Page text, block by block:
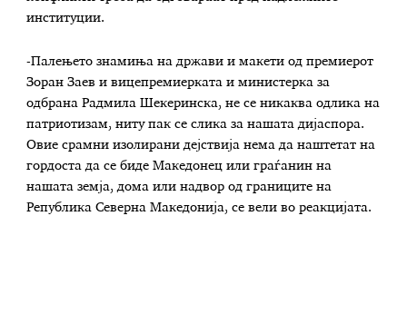
институции.
-Палењето знамиња на држави и макети од премиерот
Зоран Заев и вицепремиерката и министерка за
одбрана Радмила Шекеринска, не се никаква одлика на
патриотизам, ниту пак се слика за нашата дијаспора.
Овие срамни изолирани дејствија нема да наштетат на
гордоста да се биде Македонец или граѓанин на
нашата земја, дома или надвор од границите на
Република Северна Македонија, се вели во реакцијата.